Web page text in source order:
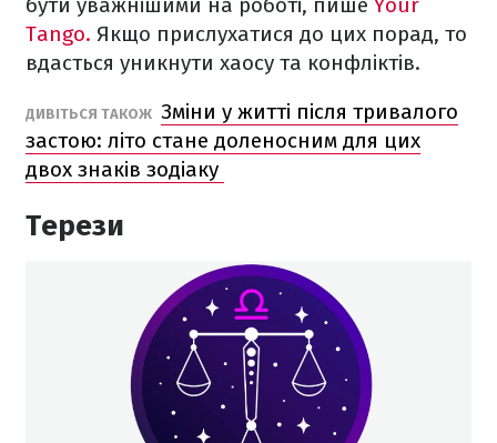
Tango. Якщо прислухатися до цих порад, то
вдасться уникнути хаосу та конфліктів.
ДИВІТЬСЯ ТАКОЖ Зміни у житті після тривалого
застою: літо стане доленосним для цих
двох знаків зодіаку
Терези